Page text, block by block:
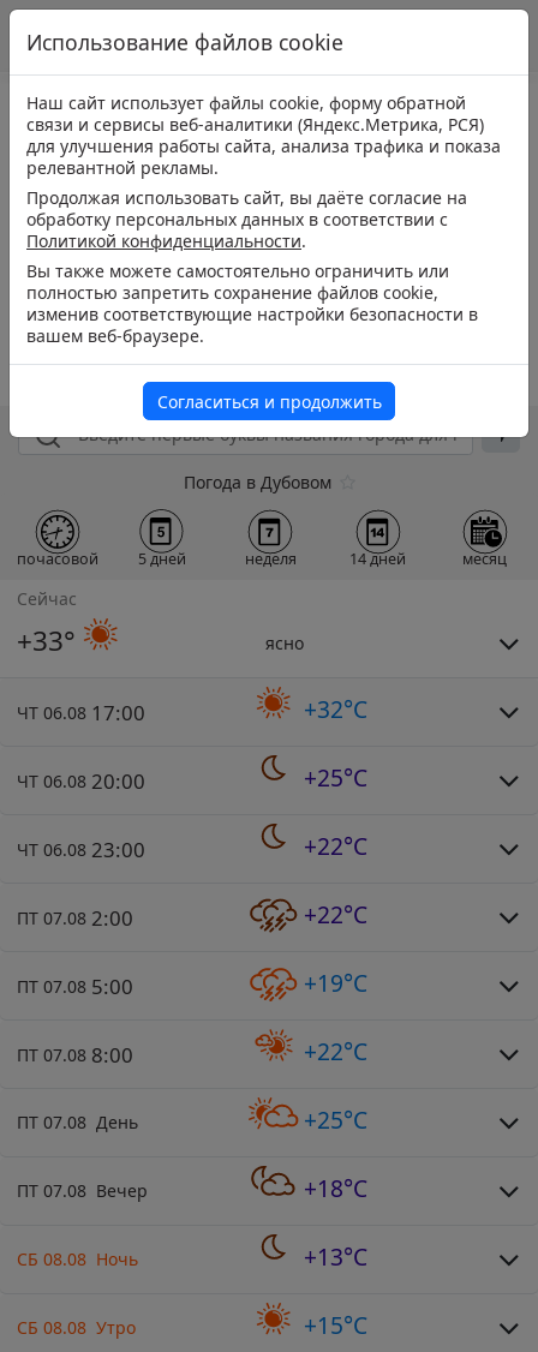
Погода в Дубовом
почасовой 5 дней неделя 14 дней месяц
Сейчас
+33° ясно
ЧТ 06.08 17:00 +32°C
ЧТ 06.08 20:00 +25°C
ЧТ 06.08 23:00 +22°C
ПТ 07.08 2:00 +22°C
ПТ 07.08 5:00 +19°C
ПТ 07.08 8:00 +22°C
ПТ 07.08 День +25°C
ПТ 07.08 Вечер +18°C
СБ 08.08 Ночь +13°C
СБ 08.08 Утро +15°C
Использование файлов cookie
Наш сайт использует файлы cookie, форму обратной
связи и сервисы веб-аналитики (Яндекс.Метрика, РСЯ)
для улучшения работы сайта, анализа трафика и показа
релевантной рекламы.
Продолжая использовать сайт, вы даёте согласие на
обработку персональных данных в соответствии с
Политикой конфиденциальности.
Вы также можете самостоятельно ограничить или
полностью запретить сохранение файлов cookie,
изменив соответствующие настройки безопасности в
вашем веб-браузере.
Согласиться и продолжить